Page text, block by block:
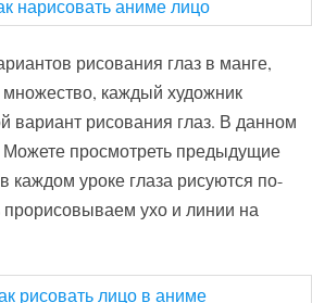
рисования глаз в манге,
каждый художник
вариант рисования глаз. В данном
Можете просмотреть предыдущие
каждом уроке глаза рисуются по-
прорисовываем ухо и линии на